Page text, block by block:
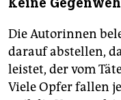
Die Autorinnen
darauf abstellen,
leistet, der vom
Viele Opfer fallen